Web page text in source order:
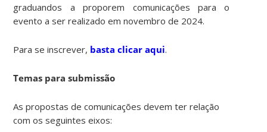
graduandos a proporem comunicações para o
evento a ser realizado em novembro de 2024.
Para se inscrever, basta clicar aqui.
Temas para submissão
As propostas de comunicações devem ter relação
com os seguintes eixos: